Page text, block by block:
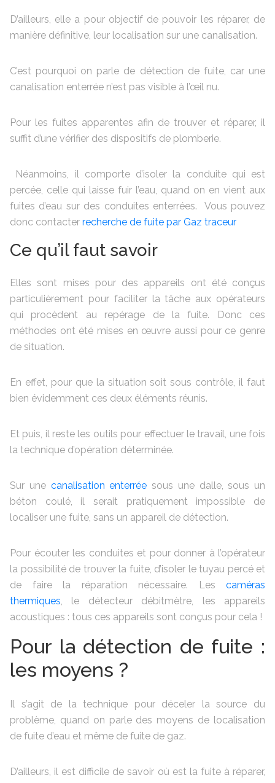
D’ailleurs, elle a pour objectif de pouvoir les réparer, de
manière définitive, leur localisation sur une canalisation.
C’est pourquoi on parle de détection de fuite, car une
canalisation enterrée n’est pas visible à l’œil nu.
Pour les fuites apparentes afin de trouver et réparer, il
suffit d’une vérifier des dispositifs de plomberie.
Néanmoins, il comporte d’isoler la conduite qui est
percée, celle qui laisse fuir l’eau, quand on en vient aux
fuites d’eau sur des conduites enterrées. Vous pouvez
donc contacter recherche de fuite par Gaz traceur
Ce qu’il faut savoir
Elles sont mises pour des appareils ont été conçus
particulièrement pour faciliter la tâche aux opérateurs
qui procèdent au repérage de la fuite. Donc ces
méthodes ont été mises en œuvre aussi pour ce genre
de situation.
En effet, pour que la situation soit sous contrôle, il faut
bien évidemment ces deux éléments réunis.
Et puis, il reste les outils pour effectuer le travail, une fois
la technique d’opération déterminée.
Sur une canalisation enterrée sous une dalle, sous un
béton coulé, il serait pratiquement impossible de
localiser une fuite, sans un appareil de détection.
Pour écouter les conduites et pour donner à l’opérateur
la possibilité de trouver la fuite, d’isoler le tuyau percé et
de faire la réparation nécessaire. Les caméras
thermiques, le détecteur débitmètre, les appareils
acoustiques : tous ces appareils sont conçus pour cela !
Pour la détection de fuite :
les moyens ?
Il s’agit de la technique pour déceler la source du
problème, quand on parle des moyens de localisation
de fuite d’eau et même de fuite de gaz.
D’ailleurs, il est difficile de savoir où est la fuite à réparer,